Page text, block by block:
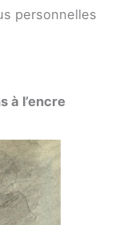
personnelles
à l’encre